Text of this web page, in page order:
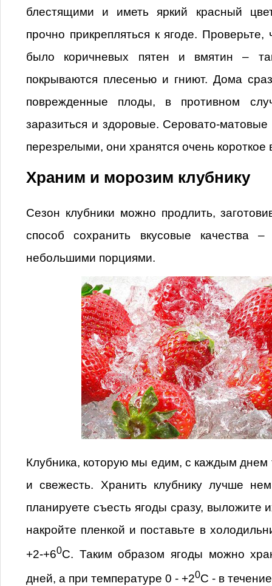
блестящими и иметь яркий красный
прочно прикрепляться к ягоде.
было коричневых пятен и вмятин –
покрываются плесенью и гниют. Дома
поврежденные плоды, в противном
заразиться и здоровые. Серовато-
перезрелыми, они хранятся очень короткое
Храним и морозим клубнику
Сезон клубники можно продлить,
способ сохранить вкусовые качества –
небольшими порциями.
Клубника, которую мы едим, с каждым днем
и свежесть. Хранить клубнику лучше
планируете съесть ягоды сразу, выложите
накройте пленкой и поставьте в
+2-+60С. Таким образом ягоды можно
дней, а при температуре 0 - +20С - в